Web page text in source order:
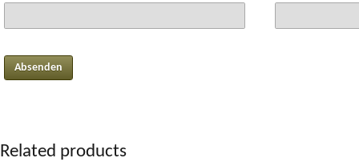
Related products